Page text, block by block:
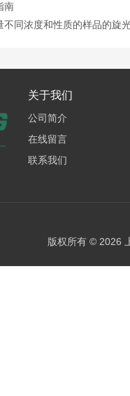
南
不同浓度和性质的样品的旋
关于我们
公司简介
在线留言
联系我们
版权所有 © 2026